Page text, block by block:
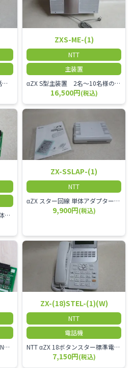
NTT αZX DECTコードレス電話機 電波方式がDECTで、 防水機能（IPX4:あらゆる方向からの水の飛まつを受けても有害な影響を受けない。)を備えた 接続装置と子機の一対シングルゾーンコードレスです。
ZXS-ME-(1)
NTT
主装置
αZX S型主装置 2名～10名様のオフィスに適しております。
16,500円(税込)
αZX 単体電話機ユニット 単体電話機、複合機、ドアホン等、 2台分収容可能にするユニット
ZX-SSLAP-(1)
NTT
αZX スター回線 単体アダプター 受付電話機、ドアホン、FAX等を1台収容できる装置です。
9,900円(税込)
αZX 2回線ISDNユニット ISDN回線を2本収容可能です。
ZX-(18)STEL-(1)(W)
NTT
電話機
NTT αZX 18ボタンスター標準電話機(白)
7,150円(税込)